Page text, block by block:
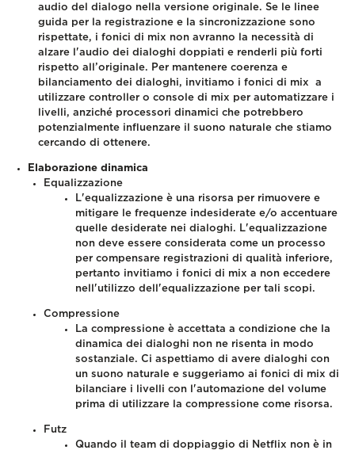
audio del dialogo nella versione originale. Se le linee
guida per la registrazione e la sincronizzazione sono
rispettate, i fonici di mix non avranno la necessità di
alzare l'audio dei dialoghi doppiati e renderli più forti
rispetto all’originale. Per mantenere coerenza e
bilanciamento dei dialoghi, invitiamo i fonici di mix a
utilizzare controller o console di mix per automatizzare i
livelli, anziché processori dinamici che potrebbero
potenzialmente influenzare il suono naturale che stiamo
cercando di ottenere.
Elaborazione dinamica
Equalizzazione
L'equalizzazione è una risorsa per rimuovere e
mitigare le frequenze indesiderate e/o accentuare
quelle desiderate nei dialoghi. L'equalizzazione
non deve essere considerata come un processo
per compensare registrazioni di qualità inferiore,
pertanto invitiamo i fonici di mix a non eccedere
nell'utilizzo dell'equalizzazione per tali scopi.
Compressione
La compressione è accettata a condizione che la
dinamica dei dialoghi non ne risenta in modo
sostanziale. Ci aspettiamo di avere dialoghi con
un suono naturale e suggeriamo ai fonici di mix di
bilanciare i livelli con l'automazione del volume
prima di utilizzare la compressione come risorsa.
Futz
Quando il team di doppiaggio di Netflix non è in